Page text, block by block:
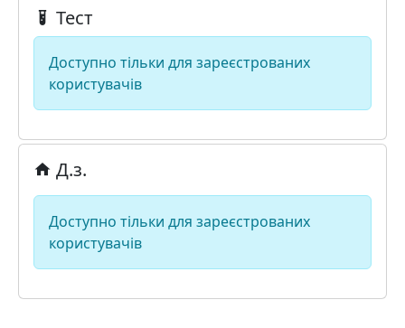
Тест
Доступно тільки для зареєстрованих
користувачів
Д.з.
Доступно тільки для зареєстрованих
користувачів